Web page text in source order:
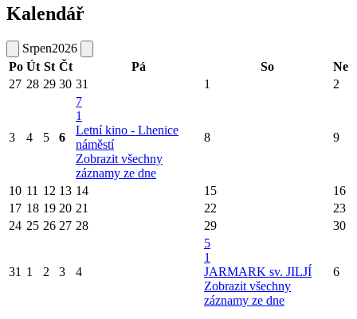
Kalendář
Srpen2026
Po Út St Čt Pá So
Ne
27 28 29 30 31 1 2
3 4 5 6
7
1
Letní kino - Lhenice
náměstí
Zobrazit všechny
záznamy ze dne
8 9
10 11 12 13 14 15
16
17 18 19 20 21 22
23
24 25 26 27 28 29 30
31 1 2 3 4
5
1
JARMARK sv. JILJÍ
Zobrazit všechny
záznamy ze dne
6